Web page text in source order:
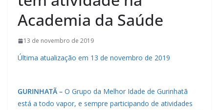
Academia da Saúde
13 de novembro de 2019
Última atualização em 13 de novembro de 2019
GURINHATÃ – O Grupo da Melhor Idade de Gurinhatã
está a todo vapor, e sempre participando de atividades